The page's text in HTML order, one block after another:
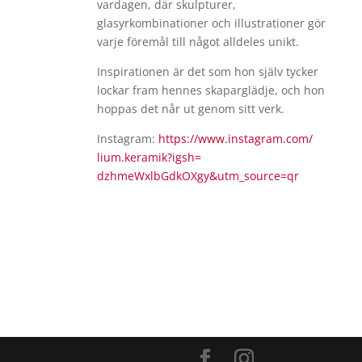
vardagen, där skulpturer,
glasyrkombinationer och illustrationer gör
varje föremål till något alldeles unikt.
Inspirationen är det som hon själv tycker
lockar fram hennes skaparglädje, och hon
hoppas det når ut genom sitt verk.
Instagram: https://www.instagram.com/
lium.keramik?igsh=
dzhmeWxlbGdkOXgy&utm_source=qr